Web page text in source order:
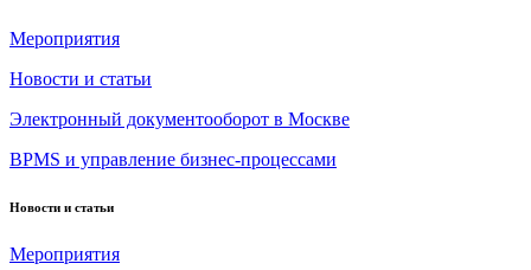
Мероприятия
Новости и статьи
Электронный документооборот в Москве
BPMS и управление бизнес-процессами
Новости и статьи
Мероприятия